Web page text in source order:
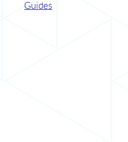
Guides